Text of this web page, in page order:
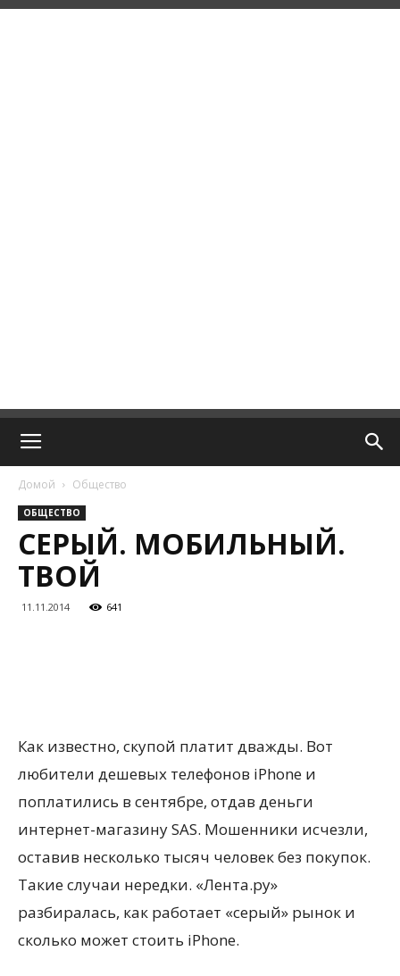
Домой Общество
ОБЩЕСТВО
СЕРЫЙ. МОБИЛЬНЫЙ.
ТВОЙ
11.11.2014 641
Как известно, скупой платит дважды. Вот
любители дешевых телефонов iPhone и
поплатились в сентябре, отдав деньги
интернет-магазину SAS. Мошенники исчезли,
оставив несколько тысяч человек без покупок.
Такие случаи нередки. «Лента.ру»
разбиралась, как работает «серый» рынок и
сколько может стоить iPhone.